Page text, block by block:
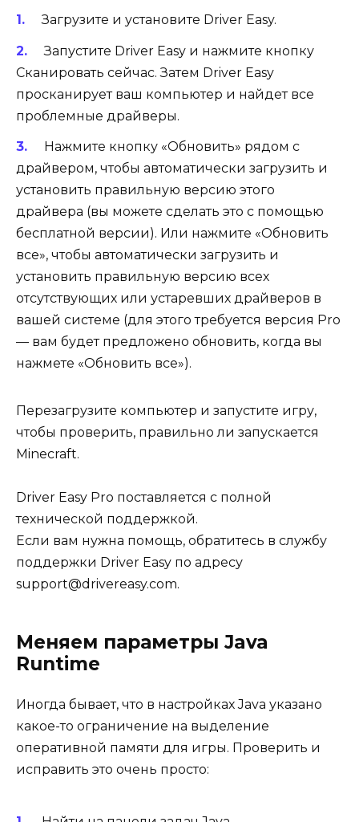
Загрузите и установите Driver Easy.
Запустите Driver Easy и нажмите кнопку
Сканировать сейчас. Затем Driver Easy
просканирует ваш компьютер и найдет все
проблемные драйверы.
Нажмите кнопку «Обновить» рядом с
драйвером, чтобы автоматически загрузить и
установить правильную версию этого
драйвера (вы можете сделать это с помощью
бесплатной версии). Или нажмите «Обновить
все», чтобы автоматически загрузить и
установить правильную версию всех
отсутствующих или устаревших драйверов в
вашей системе (для этого требуется версия Pro
— вам будет предложено обновить, когда вы
нажмете «Обновить все»).
Перезагрузите компьютер и запустите игру,
чтобы проверить, правильно ли запускается
Minecraft.
Driver Easy Pro поставляется с полной
технической поддержкой.
Если вам нужна помощь, обратитесь в службу
поддержки Driver Easy по адресу
support@drivereasy.com.
Меняем параметры Java
Runtime
Иногда бывает, что в настройках Java указано
какое-то ограничение на выделение
оперативной памяти для игры. Проверить и
исправить это очень просто: